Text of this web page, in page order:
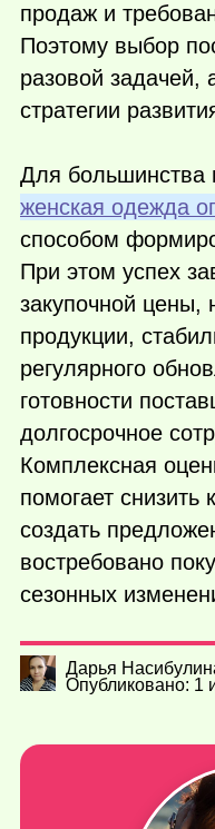
продаж и
Поэтому выбор
разовой задачей,
стратегии
Для большинства
женская одежда
способом
При этом успех
закупочной цены,
продукции,
регулярного
готовности
долгосрочное
Комплексная
помогает снизить
создать
востребовано
сезонных
Дарья
Опубликовано: 1